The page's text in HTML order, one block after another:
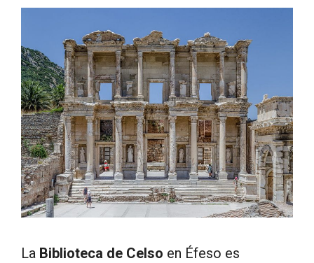
La Biblioteca de Celso en Éfeso es